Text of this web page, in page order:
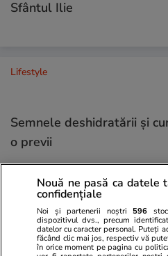
Sfântul Ilie
Lifestyle
Semnele deshidratării și
o previi
Știri România
Cine este românca care a
Nouă ne pasă ca datele
confidențiale
Noi și partenerii noștri 596
dispozitivul dvs., precum
datelor cu caracter personal. Puteți
făcând clic mai jos, respectiv vă
în orice moment pe pagina cu